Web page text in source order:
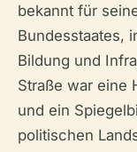
bekannt für
Bundesstaates,
Bildung und
Straße war eine
und ein
politischen